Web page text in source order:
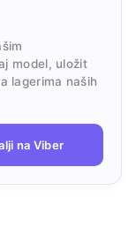
model, uložit
lagerima naših
na Viber